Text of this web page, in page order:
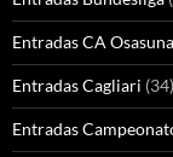
Entradas CA Osasuna
Entradas Cagliari (34)
Entradas